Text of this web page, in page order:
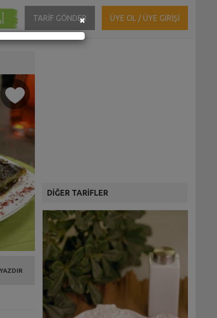
TARİF GÖNDER ÜYE OL / ÜYE GİRİŞİ
DİĞER TARİFLER
×Close